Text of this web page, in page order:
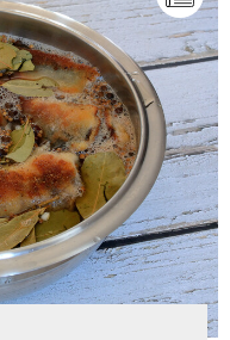
Odpowiedz
"zwierząt" :) :p
Odpowiedz
Odpowiedz